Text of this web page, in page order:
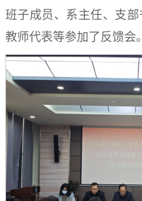
班子成员、系主任、支部
教师代表等参加了反馈会。